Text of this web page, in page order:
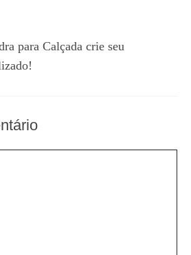
para Calçada crie seu